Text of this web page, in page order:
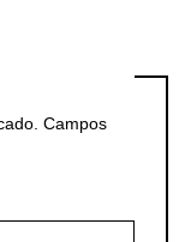
Campos